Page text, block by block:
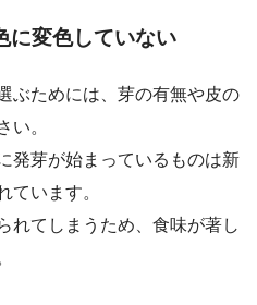
に変色していない
ぶためには、芽の有無や皮の
い。
発芽が始まっているものは新
ています。
れてしまうため、食味が著し